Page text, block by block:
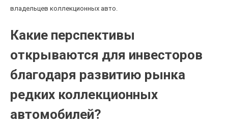
владельцев коллекционных авто.
Какие перспективы
открываются для инвесторов
благодаря развитию рынка
редких коллекционных
автомобилей?